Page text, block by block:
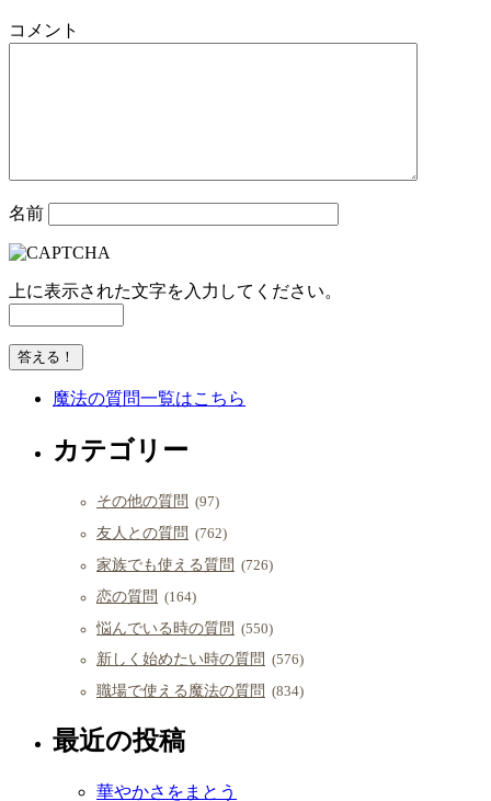
コメント
名前
上に表示された文字を入力してください。
魔法の質問一覧はこちら
カテゴリー
その他の質問 (97)
友人との質問 (762)
家族でも使える質問 (726)
恋の質問 (164)
悩んでいる時の質問 (550)
新しく始めたい時の質問 (576)
職場で使える魔法の質問 (834)
最近の投稿
華やかさをまとう